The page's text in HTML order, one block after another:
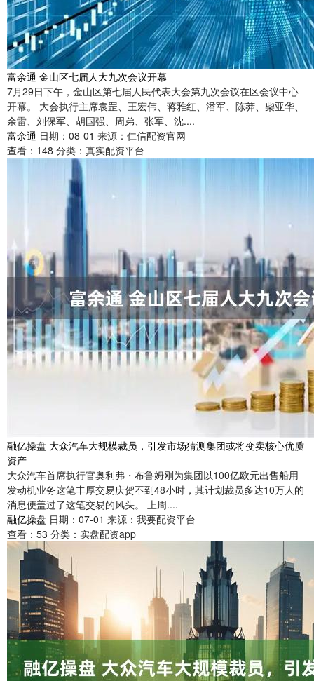
富余通 金山区七届人大九次会议开幕
7月29日下午，金山区第七届人民代表大会第九次会议在区会议中心
开幕。 大会执行主席袁罡、王宏伟、蒋雅红、潘军、陈莽、柴亚华、
余雷、刘保军、胡国强、周弟、张军、沈....
富余通 日期：08-01 来源：仁信配资官网
查看： 148 分类： 真实配资平台
融亿操盘 大众汽车大规模裁员，引发市场猜测集团或将变卖核心优质
资产
大众汽车首席执行官奥利弗・布鲁姆刚为集团以100亿欧元出售船用
发动机业务这笔丰厚交易庆贺不到48小时，其计划裁员多达10万人的
消息便盖过了这笔交易的风头。 上周....
融亿操盘 日期：07-01 来源：我要配资平台
查看： 53 分类： 实盘配资app